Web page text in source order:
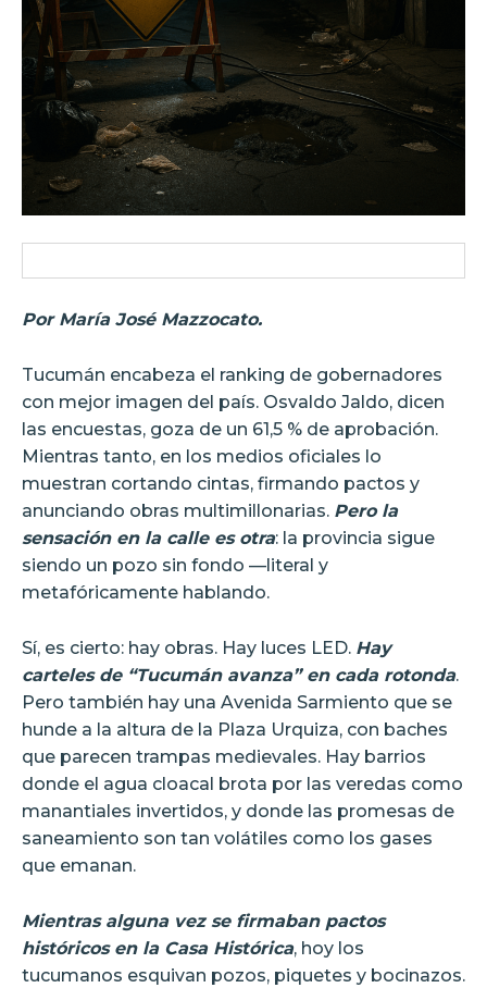
Por María José Mazzocato.
Tucumán encabeza el ranking de gobernadores
con mejor imagen del país. Osvaldo Jaldo, dicen
las encuestas, goza de un 61,5 % de aprobación.
Mientras tanto, en los medios oficiales lo
muestran cortando cintas, firmando pactos y
anunciando obras multimillonarias. Pero la
sensación en la calle es otra: la provincia sigue
siendo un pozo sin fondo —literal y
metafóricamente hablando.
Sí, es cierto: hay obras. Hay luces LED. Hay
carteles de “Tucumán avanza” en cada rotonda.
Pero también hay una Avenida Sarmiento que se
hunde a la altura de la Plaza Urquiza, con baches
que parecen trampas medievales. Hay barrios
donde el agua cloacal brota por las veredas como
manantiales invertidos, y donde las promesas de
saneamiento son tan volátiles como los gases
que emanan.
Mientras alguna vez se firmaban pactos
históricos en la Casa Histórica, hoy los
tucumanos esquivan pozos, piquetes y bocinazos.